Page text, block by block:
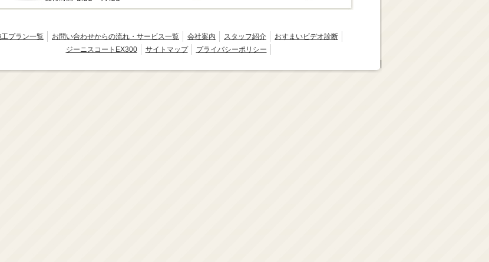
プラン一覧 お問い合わせからの流れ・サービス一覧 会社案内 スタッフ紹介
おすまいビデオ診断
ジーニスコートEX300
サイトマップ プライバシーポリシー